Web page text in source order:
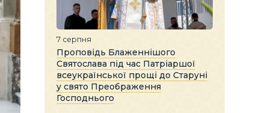
7 серпня
Проповідь Блаженнішого
Святослава під час Патріаршої
всеукраїнської прощі до Старуні
у свято Преображення
Господнього